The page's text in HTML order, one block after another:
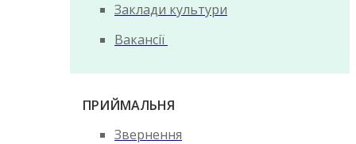
Заклади культури
Вакансії
ПРИЙМАЛЬНЯ
Звернення